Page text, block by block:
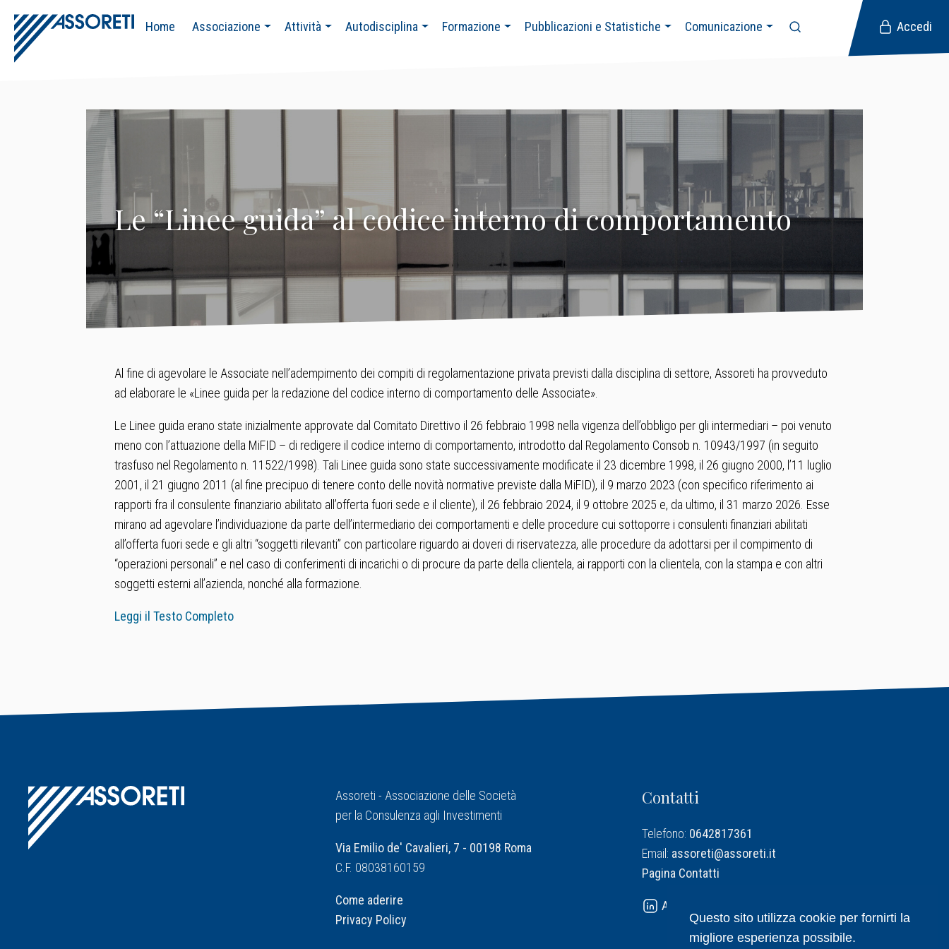
Questo sito utilizza cookie per fornirti la
migliore esperienza possibile.
Accedi
Home Associazione Attività Autodisciplina Formazione Pubblicazioni e Statistiche Comunicazione
Le “Linee guida” al codice interno di comportamento
Al fine di agevolare le Associate nell’adempimento dei compiti di regolamentazione privata previsti dalla disciplina di settore, Assoreti ha provveduto
ad elaborare le «Linee guida per la redazione del codice interno di comportamento delle Associate».
Le Linee guida erano state inizialmente approvate dal Comitato Direttivo il 26 febbraio 1998 nella vigenza dell’obbligo per gli intermediari – poi venuto
meno con l’attuazione della MiFID – di redigere il codice interno di comportamento, introdotto dal Regolamento Consob n. 10943/1997 (in seguito
trasfuso nel Regolamento n. 11522/1998). Tali Linee guida sono state successivamente modificate il 23 dicembre 1998, il 26 giugno 2000, l’11 luglio
2001, il 21 giugno 2011 (al fine precipuo di tenere conto delle novità normative previste dalla MiFID), il 9 marzo 2023 (con specifico riferimento ai
rapporti fra il consulente finanziario abilitato all’offerta fuori sede e il cliente), il 26 febbraio 2024, il 9 ottobre 2025 e, da ultimo, il 31 marzo 2026. Esse
mirano ad agevolare l’individuazione da parte dell’intermediario dei comportamenti e delle procedure cui sottoporre i consulenti finanziari abilitati
all’offerta fuori sede e gli altri “soggetti rilevanti” con particolare riguardo ai doveri di riservatezza, alle procedure da adottarsi per il compimento di
“operazioni personali” e nel caso di conferimenti di incarichi o di procure da parte della clientela, ai rapporti con la clientela, con la stampa e con altri
soggetti esterni all’azienda, nonché alla formazione.
Leggi il Testo Completo
Assoreti - Associazione delle Società
per la Consulenza agli Investimenti
Via Emilio de' Cavalieri, 7 - 00198 Roma
C.F. 08038160159
Come aderire
Privacy Policy
Contatti
Telefono: 0642817361
Email: assoreti@assoreti.it
Pagina Contatti
Assoreti su Linkedin